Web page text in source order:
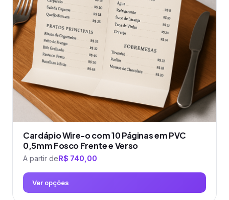
podem
ser
escolhidas
na
página
do
produto
Cardápio Wire-o com 10 Páginas em PVC
0,5mm Fosco Frente e Verso
A partir deR$ 740,00
Ver opções